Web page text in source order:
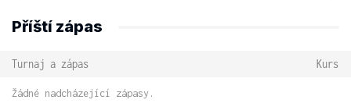
Příští zápas
Turnaj a zápas Kurs
Žádné nadcházející zápasy.